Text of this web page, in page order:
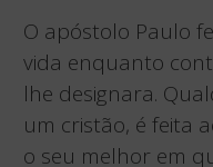
O apóstolo Paulo
vida enquanto
lhe designara.
um cristão, é feita
o seu melhor em